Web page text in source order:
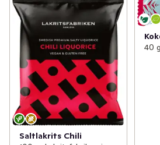
Saltlakrits Chili
40